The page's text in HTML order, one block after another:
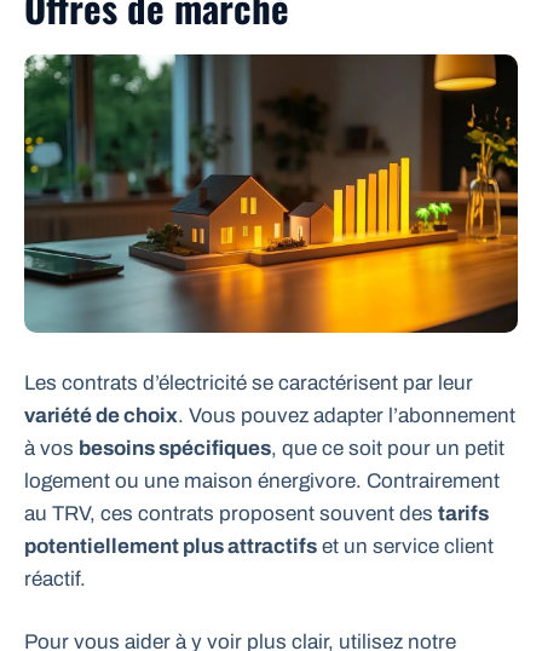
Les contrats d’électricité se caractérisent par leur
variété de choix. Vous pouvez adapter l’abonnement
à vos besoins spécifiques, que ce soit pour un petit
logement ou une maison énergivore. Contrairement
au TRV, ces contrats proposent souvent des tarifs
potentiellement plus attractifs et un service client
réactif.
Pour vous aider à y voir plus clair, utilisez notre